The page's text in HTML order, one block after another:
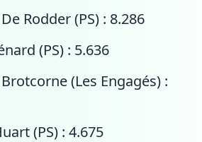
Rodder (PS) : 8.286
(PS) : 5.636
(Les Engagés) :
(PS) : 4.675